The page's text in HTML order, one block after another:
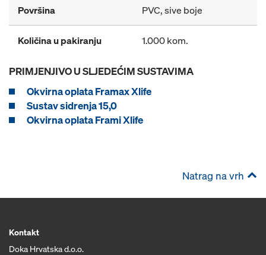
Površina PVC, sive boje
Količina u pakiranju 1.000 kom.
PRIMJENJIVO U SLJEDEĆIM SUSTAVIMA
Okvirna oplata Framax Xlife
Sustav sidrenja 15,0
Okvirna oplata Frami Xlife
Natrag na vrh
Kontakt
Doka Hrvatska d.o.o.